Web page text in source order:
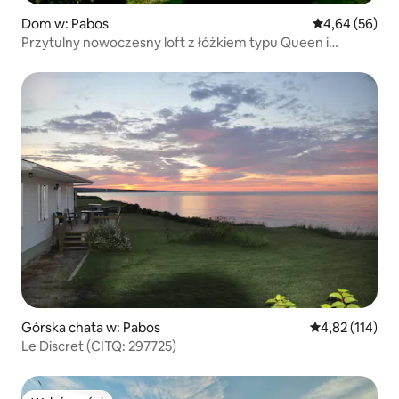
Dom w: Pabos Średnia
4,64 (56)
Przytulny nowoczesny loft z łóżkiem typu Queen i
Górska chata w: Pabos Średnia
4,82 (114)
Le Discret (CITQ: 297725)